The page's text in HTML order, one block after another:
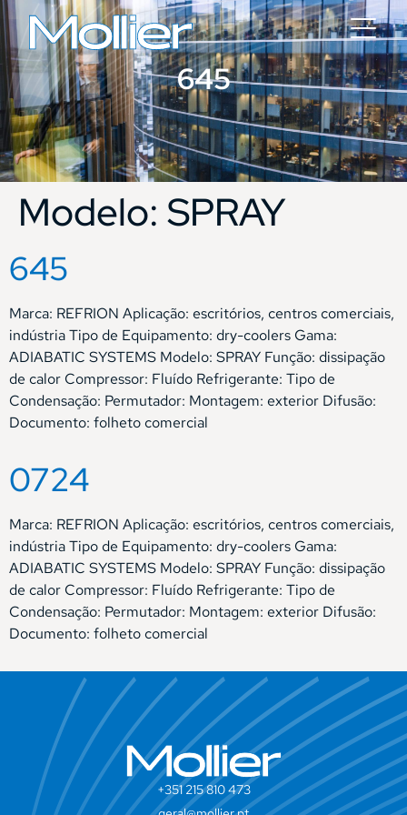
645
Modelo: SPRAY
645
Marca: REFRION Aplicação: escritórios, centros comerciais,
indústria Tipo de Equipamento: dry-coolers Gama:
ADIABATIC SYSTEMS Modelo: SPRAY Função: dissipação
de calor Compressor: Fluído Refrigerante: Tipo de
Condensação: Permutador: Montagem: exterior Difusão:
Documento: folheto comercial
0724
Marca: REFRION Aplicação: escritórios, centros comerciais,
indústria Tipo de Equipamento: dry-coolers Gama:
ADIABATIC SYSTEMS Modelo: SPRAY Função: dissipação
de calor Compressor: Fluído Refrigerante: Tipo de
Condensação: Permutador: Montagem: exterior Difusão:
Documento: folheto comercial
+351 215 810 473